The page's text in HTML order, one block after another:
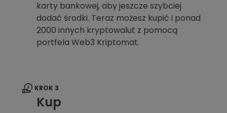
karty bankowej, aby jeszcze szybciej
dodać środki. Teraz możesz kupić i ponad
2000 innych kryptowalut z pomocą
portfela Web3 Kriptomat.
KROK 3
Kup